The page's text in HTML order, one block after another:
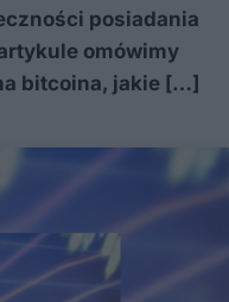
posiadania
omówimy
bitcoina, jakie […]